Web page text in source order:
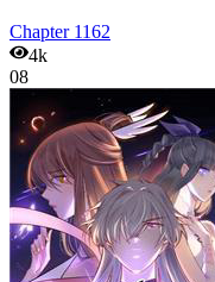
Chapter 1162
4k
08